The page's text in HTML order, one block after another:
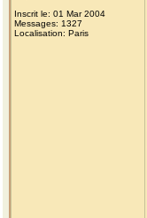
Inscrit le: 01 Mar 2004
Messages: 1327
Localisation: Paris